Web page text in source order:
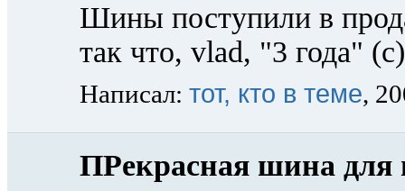
Шины поступили в
так что, vlad, "3 года"
Написал: тот, кто в теме,
ПРекрасная шина для